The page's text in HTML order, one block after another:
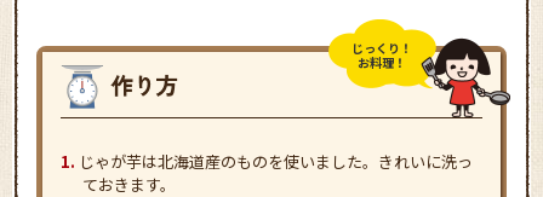
じっくり！
お料理！
じゃが芋は北海道産のものを使いました。きれいに洗っ
ておきます。